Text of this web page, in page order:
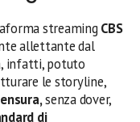
streaming CBS
allettante dal
infatti, potuto
le storyline,
senza dover,
di